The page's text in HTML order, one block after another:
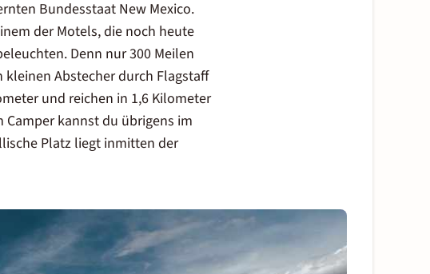
Bundesstaat New Mexico.
der Motels, die noch heute
Denn nur 300 Meilen
Abstecher durch Flagstaff
und reichen in 1,6 Kilometer
kannst du übrigens im
Platz liegt inmitten der